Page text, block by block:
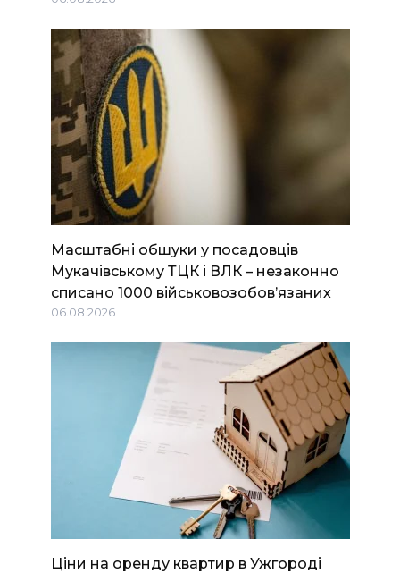
Масштабні обшуки у посадовців
Мукачівському ТЦК і ВЛК – незаконно
списано 1000 військовозобов’язаних
06.08.2026
Ціни на оренду квартир в Ужгороді